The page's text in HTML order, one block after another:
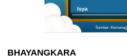
Isya
Sumber: Kemenag
BHAYANGKARA